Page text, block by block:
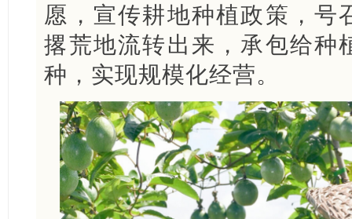
愿，宣传耕地种植政策，号
撂荒地流转出来，承包给种
种，实现规模化经营。